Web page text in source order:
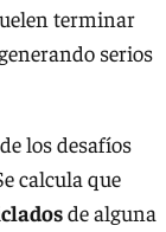
terminar
serios
los desafíos
calcula que
de alguna